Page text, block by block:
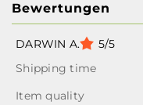
Bewertungen
DARWIN A. 5/5